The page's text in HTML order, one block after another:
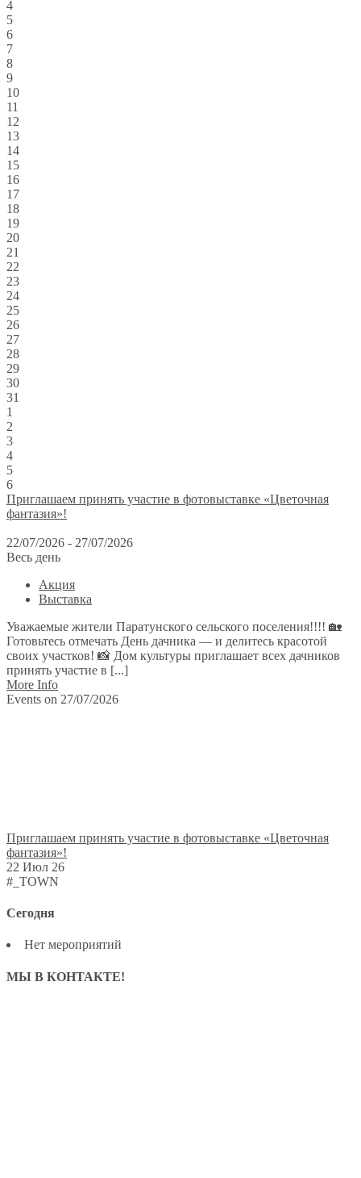
4
5
6
7
8
9
10
11
12
13
14
15
16
17
18
19
20
21
22
23
24
25
26
27
28
29
30
31
1
2
3
4
5
6
Приглашаем принять участие в фотовыставке «Цветочная
фантазия»!
22/07/2026 - 27/07/2026
Весь день
Акция
Выставка
Уважаемые жители Паратунского сельского поселения!!!! 🏡
Готовьтесь отмечать День дачника — и делитесь красотой
своих участков! 📸 Дом культуры приглашает всех дачников
принять участие в [...]
More Info
Events on 27/07/2026
Приглашаем принять участие в фотовыставке «Цветочная
фантазия»!
22 Июл 26
#_TOWN
Сегодня
Нет мероприятий
МЫ В КОНТАКТЕ!